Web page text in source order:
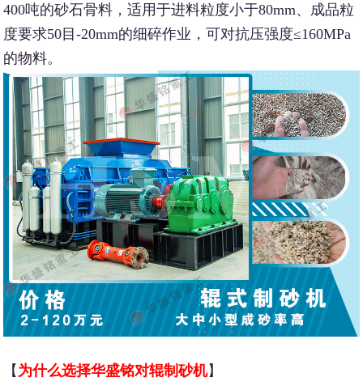
400吨的砂石骨料，适用于进料粒度小于80mm、成品粒
度要求50目-20mm的细碎作业，可对抗压强度≤160MPa
的物料。
【 为什么选择华盛铭对辊制砂机】